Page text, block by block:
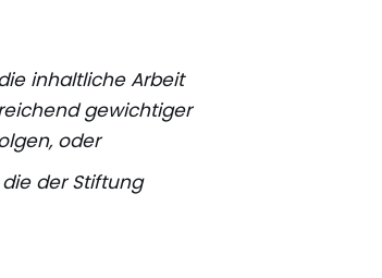
inhaltliche Arbeit
gewichtiger
oder
der Stiftung